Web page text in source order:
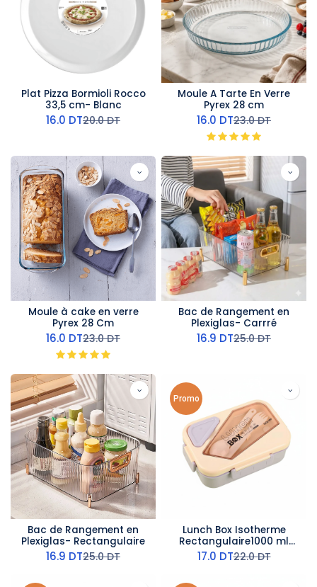
Plat Pizza Bormioli Rocco
33,5 cm- Blanc
16.0 DT20.0DT
Moule A Tarte En Verre
Pyrex 28 cm
16.0 DT23.0DT
Moule à cake en verre
Pyrex 28 Cm
16.0 DT23.0DT
Bac de Rangement en
Plexiglas- Carrré
16.9 DT25.0DT
Bac de Rangement en
Plexiglas- Rectangulaire
16.9 DT25.0DT
Promo
Lunch Box Isotherme
Rectangulaire1000 ml
Violet
17.0 DT22.0DT